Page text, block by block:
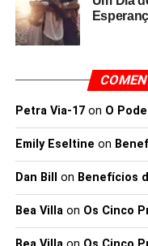
Petra Via-17on O
Emily Eseltine on
Dan Bill on Benefícios
Bea Villaon Os Cinco